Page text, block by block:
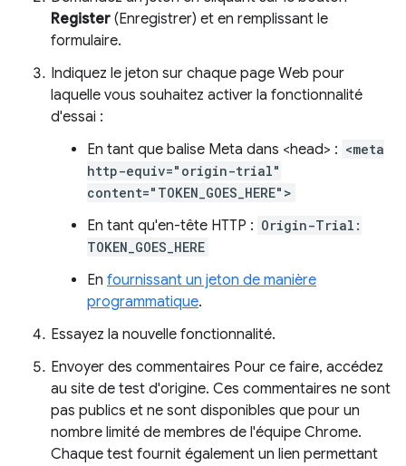
Register (Enregistrer) et en remplissant le
formulaire.
Indiquez le jeton sur chaque page Web pour
laquelle vous souhaitez activer la fonctionnalité
d'essai :
En tant que balise Meta dans <head> : <meta
http-equiv="origin-trial"
content="TOKEN_GOES_HERE">
En tant qu'en-tête HTTP : Origin-Trial:
TOKEN_GOES_HERE
En fournissant un jeton de manière
programmatique.
Essayez la nouvelle fonctionnalité.
Envoyer des commentaires Pour ce faire, accédez
au site de test d'origine. Ces commentaires ne sont
pas publics et ne sont disponibles que pour un
nombre limité de membres de l'équipe Chrome.
Chaque test fournit également un lien permettant